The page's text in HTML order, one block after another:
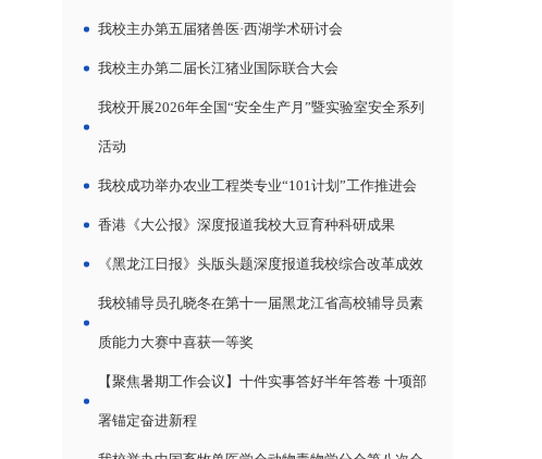
我校主办第五届猪兽医·西湖学术研讨会
我校主办第二届长江猪业国际联合大会
我校开展2026年全国“安全生产月”暨实验室安全系列
活动
我校成功举办农业工程类专业“101计划”工作推进会
香港《大公报》深度报道我校大豆育种科研成果
《黑龙江日报》头版头题深度报道我校综合改革成效
我校辅导员孔晓冬在第十一届黑龙江省高校辅导员素
质能力大赛中喜获一等奖
【聚焦暑期工作会议】十件实事答好半年答卷 十项部
署锚定奋进新程